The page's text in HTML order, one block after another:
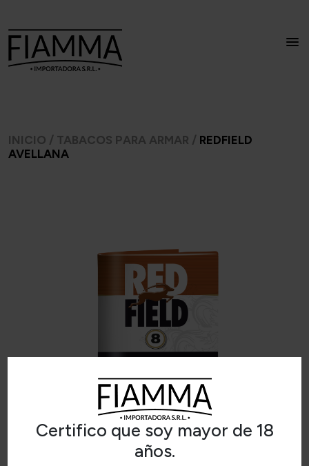
Certifico que soy mayor de 18
años.
INICIO / TABACOS PARA ARMAR / REDFIELD
AVELLANA